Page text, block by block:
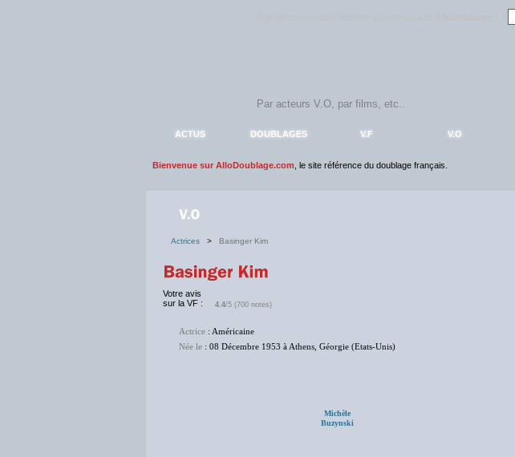
ACTUS DOUBLAGES V.F V.O
Bienvenue sur AlloDoublage.com , le site référence du doublage français.
Actrices > Basinger Kim
Votre avis
sur la VF :
4.4/5 (700 notes)
Actrice : Américaine
Née le : 08 Décembre 1953 à Athens, Géorgie (Etats-Unis)
Michèle
Buzynski